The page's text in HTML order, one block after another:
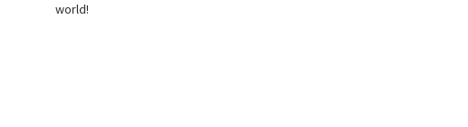
world!